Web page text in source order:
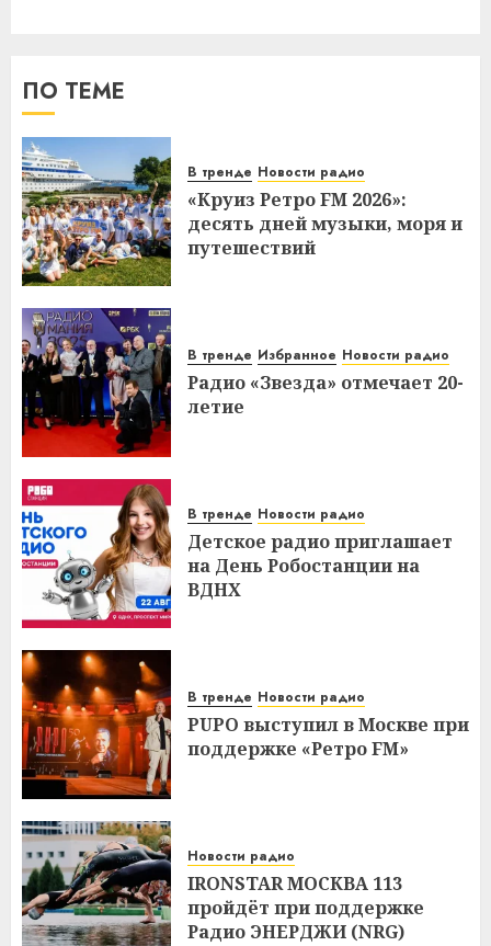
ПО ТЕМЕ
В тренде Новости радио
«Круиз Ретро FM 2026»:
десять дней музыки, моря и
путешествий
В тренде Избранное Новости радио
Радио «Звезда» отмечает 20-
летие
В тренде Новости радио
Детское радио приглашает
на День Робостанции на
ВДНХ
В тренде Новости радио
PUPO выступил в Москве при
поддержке «Ретро FM»
Новости радио
IRONSTAR МОСКВА 113
пройдёт при поддержке
Радио ЭНЕРДЖИ (NRG)